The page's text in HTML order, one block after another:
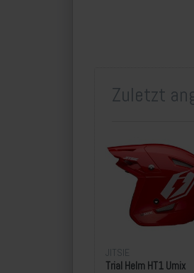
Zuletzt
JITSIE
Trial Helm HT1 Umix